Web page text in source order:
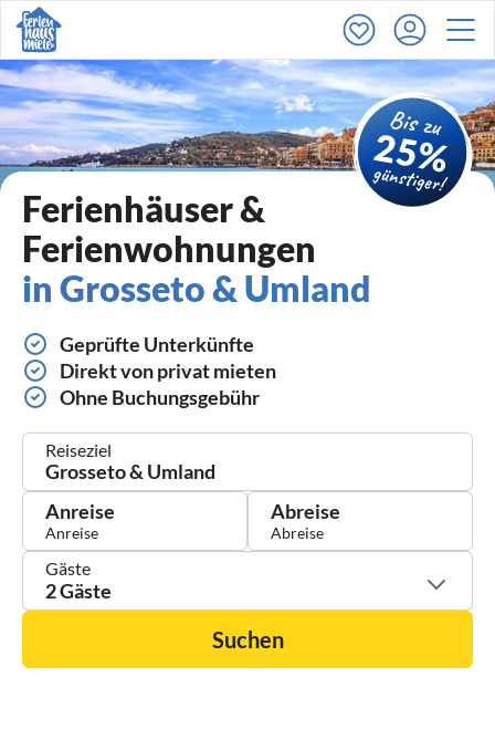
Ferienhäuser &
Ferienwohnungen
in Grosseto & Umland
Geprüfte Unterkünfte
Direkt von privat mieten
Ohne Buchungsgebühr
Reiseziel
Anreise Abreise
Gäste
2 Gäste
Suchen